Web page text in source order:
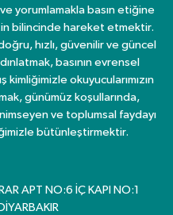
yorumlamakla basın etiğine
bilincinde hareket etmektir.
hızlı, güvenilir ve güncel
basının evrensel
okuyucularımızın
günümüz koşullarında,
ve toplumsal faydayı
bütünleştirmektir.
APT NO:6 İÇ KAPI NO:1